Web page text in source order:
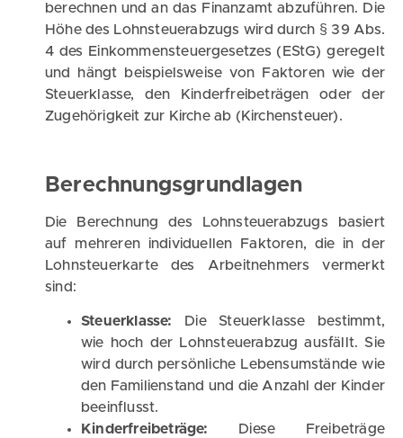
berechnen und an das Finanzamt abzuführen. Die
Höhe des Lohnsteuerabzugs wird durch § 39 Abs.
4 des Einkommensteuergesetzes (EStG) geregelt
und hängt beispielsweise von Faktoren wie der
Steuerklasse, den Kinderfreibeträgen oder der
Zugehörigkeit zur Kirche ab (Kirchensteuer).
Berechnungsgrundlagen
Die Berechnung des Lohnsteuerabzugs basiert
auf mehreren individuellen Faktoren, die in der
Lohnsteuerkarte des Arbeitnehmers vermerkt
sind:
Steuerklasse:
Die Steuerklasse bestimmt,
wie hoch der Lohnsteuerabzug ausfällt. Sie
wird durch persönliche Lebensumstände wie
den Familienstand und die Anzahl der Kinder
beeinflusst.
Kinderfreibeträge:
Diese Freibeträge